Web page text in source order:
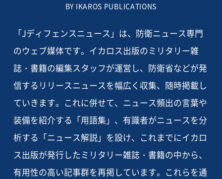
BY IKAROS PUBLICATIONS
「Jディフェンスニュース」は、防衛ニュース専門
のウェブ媒体です。イカロス出版のミリタリー雑
誌・書籍の編集スタッフが運営し、防衛省などが発
信するリリースニュースを幅広く収集、随時掲載し
ていきます。これに併せて、ニュース頻出の言葉や
装備を紹介する「用語集」、有識者がニュースを分
析する「ニュース解説」を設け、これまでにイカロ
ス出版が発行したミリタリー雑誌・書籍の中から、
有用性の高い記事群を再掲しています。これらを通